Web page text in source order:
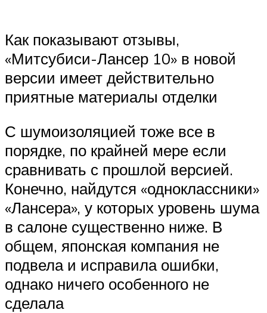
Как показывают отзывы,
«Митсубиси-Лансер 10» в новой
версии имеет действительно
приятные материалы отделки
С шумоизоляцией тоже все в
порядке, по крайней мере если
сравнивать с прошлой версией.
Конечно, найдутся «одноклассники»
«Лансера», у которых уровень шума
в салоне существенно ниже. В
общем, японская компания не
подвела и исправила ошибки,
однако ничего особенного не
сделала